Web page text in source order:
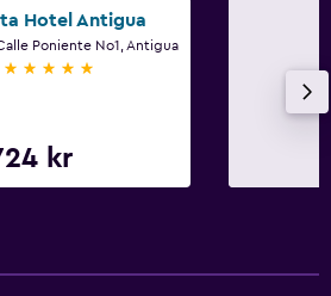
Hotel Antigua
Poniente No1, Antigua
5 stjerner
kr